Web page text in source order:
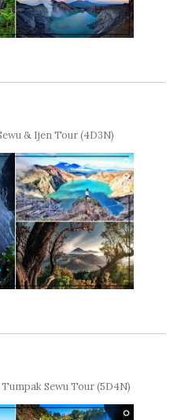
& Ijen Tour (4D3N)
Sewu Tour (5D4N)